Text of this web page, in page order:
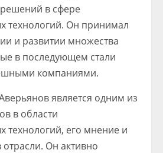
в сфере
технологий. Он принимал
и развитии множества
в последующем стали
компаниями.
является одним из
в области
его мнение и
отрасли. Он активно